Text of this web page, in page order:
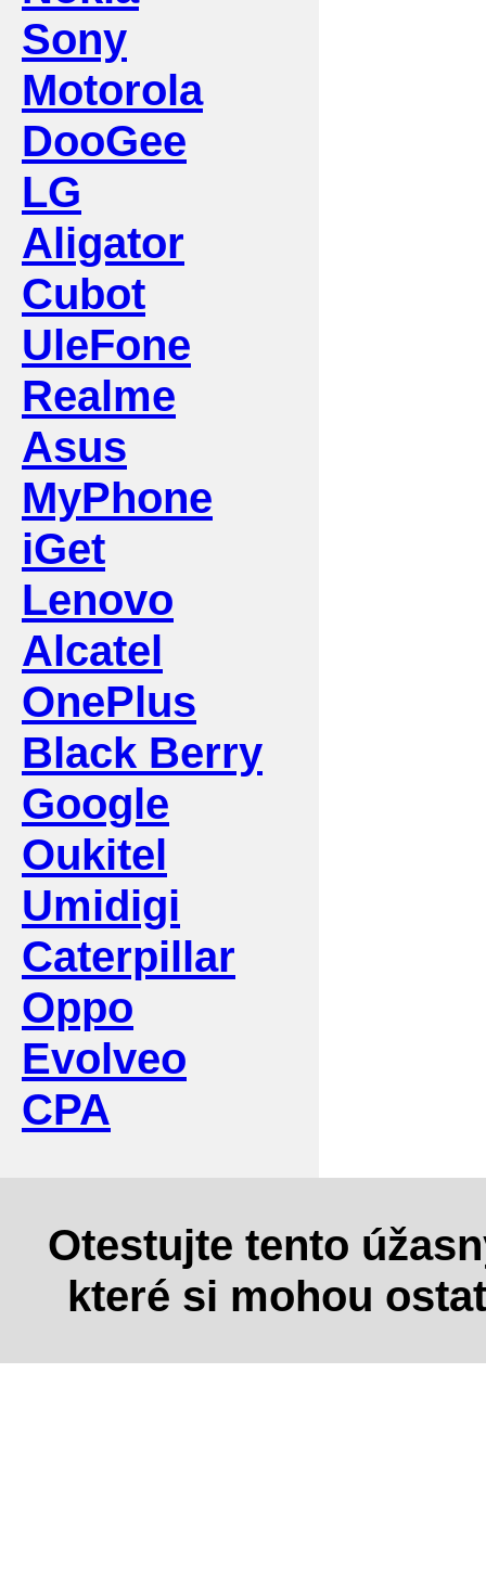
Sony
Motorola
DooGee
LG
Aligator
Cubot
UleFone
Realme
Asus
MyPhone
iGet
Lenovo
Alcatel
OnePlus
Black Berry
Google
Oukitel
Umidigi
Caterpillar
Oppo
Evolveo
CPA
Otestujte tento
které si mohou